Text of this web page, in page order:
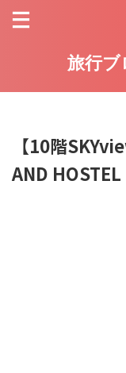
旅行ブ
【10階
AND